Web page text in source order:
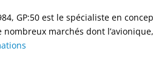
GP:50 est le spécialiste en
nombreux marchés dont